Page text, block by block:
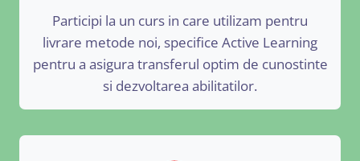
Participi la un curs in care utilizam pentru
livrare metode noi, specifice Active Learning
pentru a asigura transferul optim de cunostinte
si dezvoltarea abilitatilor.